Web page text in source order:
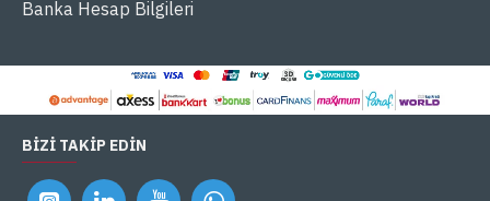
Banka Hesap Bilgileri
BIZI TAKIP EDIN